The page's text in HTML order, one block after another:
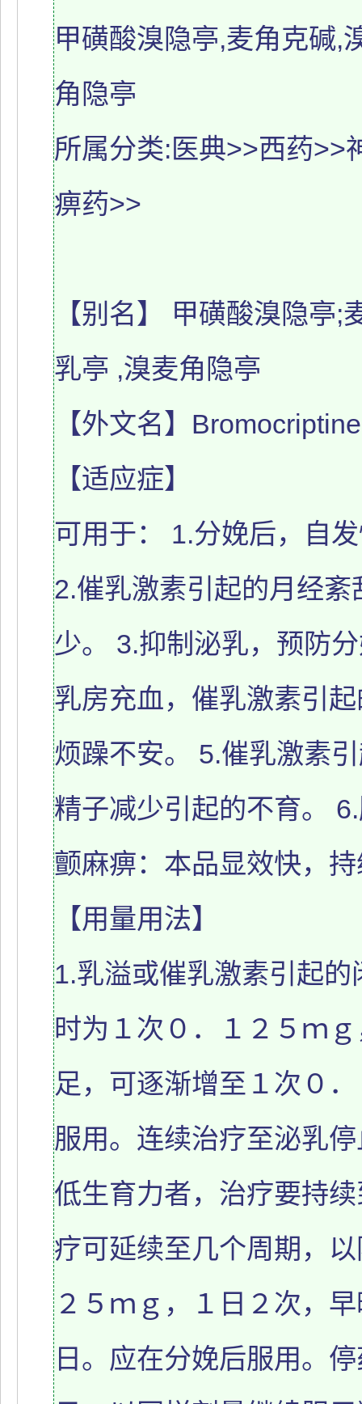
甲磺酸溴隐亭,麦角克碱,
角隐亭
所属分类:医典>>西药>>
痹药>>
【别名】 甲磺酸溴隐亭
乳亭 ,溴麦角隐亭
【外文名】Bromocriptine
【适应症】
可用于： 1.分娩后，自
2.催乳激素引起的月经
少。 3.抑制泌乳，预防
乳房充血，催乳激素引
烦躁不安。 5.催乳激素
精子减少引起的不育。
颤麻痹：本品显效快，
【用量用法】
1.乳溢或催乳激素引起
时为１次０．１２５ｍ
足，可逐渐增至１次０
服用。连续治疗至泌乳
低生育力者，治疗要持
疗可延续至几个周期，
２５ｍｇ，１日２次，
日。应在分娩后服用。